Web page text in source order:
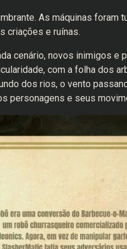
As máquinas foram
criações e ruínas.
cenário, novos inimigos e
com a folha dos
dos rios, o vento
personagens e seus